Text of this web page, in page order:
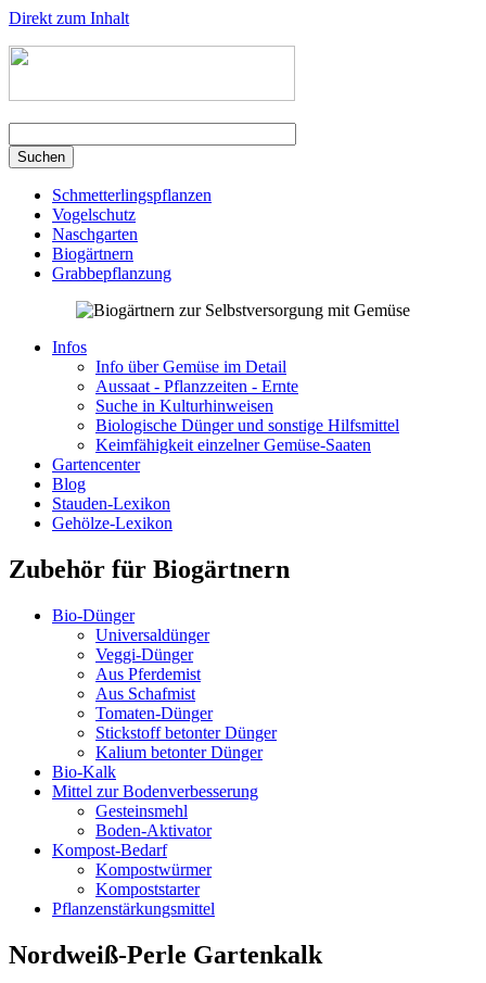
Direkt zum Inhalt
Schmetterlingspflanzen
Vogelschutz
Naschgarten
Biogärtnern
Grabbepflanzung
Infos
Info über Gemüse im Detail
Aussaat - Pflanzzeiten - Ernte
Suche in Kulturhinweisen
Biologische Dünger und sonstige Hilfsmittel
Keimfähigkeit einzelner Gemüse-Saaten
Gartencenter
Blog
Stauden-Lexikon
Gehölze-Lexikon
Zubehör für Biogärtnern
Bio-Dünger
Universaldünger
Veggi-Dünger
Aus Pferdemist
Aus Schafmist
Tomaten-Dünger
Stickstoff betonter Dünger
Kalium betonter Dünger
Bio-Kalk
Mittel zur Bodenverbesserung
Gesteinsmehl
Boden-Aktivator
Kompost-Bedarf
Kompostwürmer
Kompoststarter
Pflanzenstärkungsmittel
Nordweiß-Perle Gartenkalk